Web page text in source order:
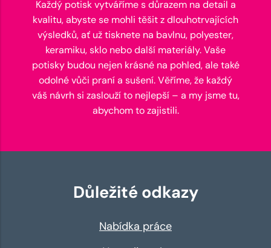
Každý potisk vytváříme s důrazem na detail a
kvalitu, abyste se mohli těšit z dlouhotrvajících
výsledků, ať už tisknete na bavlnu, polyester,
keramiku, sklo nebo další materiály. Vaše
potisky budou nejen krásné na pohled, ale také
odolné vůči praní a sušení. Věříme, že každý
váš návrh si zaslouží to nejlepší – a my jsme tu,
abychom to zajistili.
Důležité odkazy
Nabídka práce